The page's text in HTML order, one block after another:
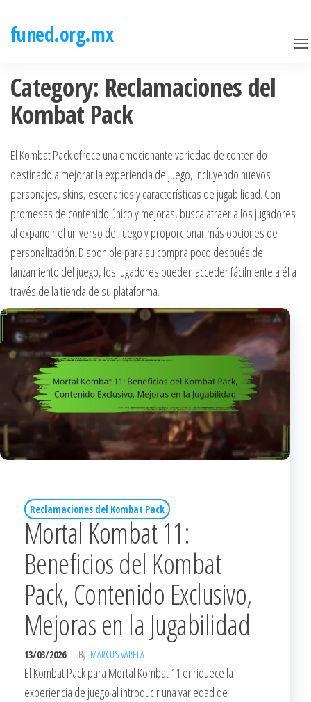
funed.org.mx
Category: Reclamaciones del
Kombat Pack
El Kombat Pack ofrece una emocionante variedad de contenido
destinado a mejorar la experiencia de juego, incluyendo nuevos
personajes, skins, escenarios y características de jugabilidad. Con
promesas de contenido único y mejoras, busca atraer a los jugadores
al expandir el universo del juego y proporcionar más opciones de
personalización. Disponible para su compra poco después del
lanzamiento del juego, los jugadores pueden acceder fácilmente a él a
través de la tienda de su plataforma.
Reclamaciones del Kombat Pack
Mortal Kombat 11:
Beneficios del Kombat
Pack, Contenido Exclusivo,
Mejoras en la Jugabilidad
13/03/2026 By MARCUS VARELA
El Kombat Pack para Mortal Kombat 11 enriquece la
experiencia de juego al introducir una variedad de